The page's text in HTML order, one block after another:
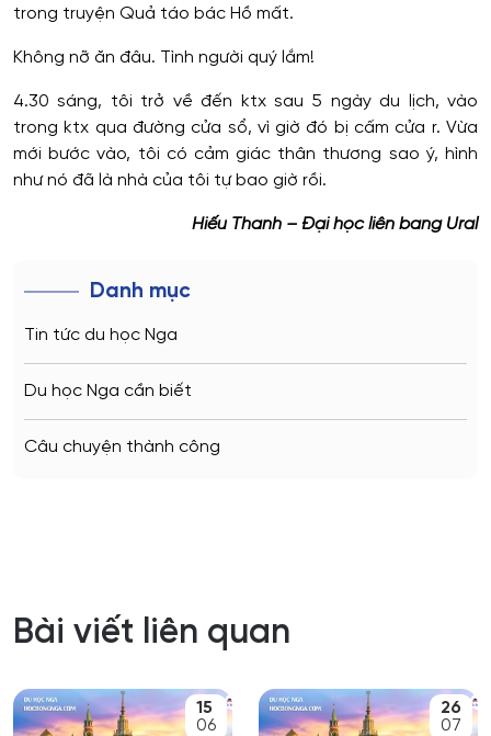
trong truyện Quả táo bác Hồ mất.
Không nỡ ăn đâu. Tình người quý lắm!
4.30 sáng, tôi trở về đến ktx sau 5 ngày du lịch, vào
trong ktx qua đường cửa sổ, vì giờ đó bị cấm cửa r. Vừa
mới bước vào, tôi có cảm giác thân thương sao ý, hình
như nó đã là nhà của tôi tự bao giờ rồi.
Hiếu Thanh – Đại học liên bang Ural
Danh mục
Tin tức du học Nga
Du học Nga cần biết
Câu chuyện thành công
Bài viết liên quan
15
06
26
07